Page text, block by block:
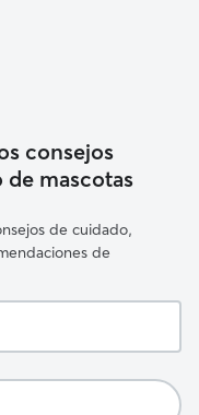
consejos
de mascotas
de cuidado,
de